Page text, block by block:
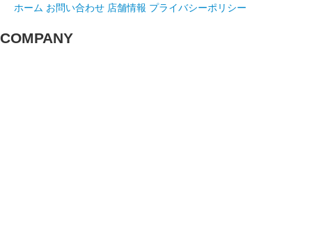
ホーム お問い合わせ 店舗情報 プライバシーポリシー
COMPANY